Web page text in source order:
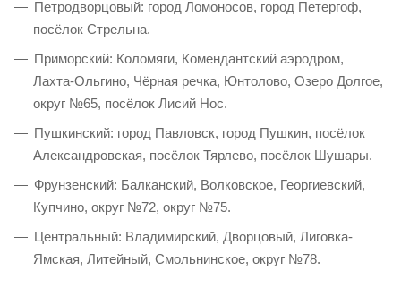
Петродворцовый: город Ломоносов, город Петергоф,
посёлок Стрельна.
Приморский: Коломяги, Комендантский аэродром,
Лахта-Ольгино, Чёрная речка, Юнтолово, Озеро Долгое,
округ №65, посёлок Лисий Нос.
Пушкинский: город Павловск, город Пушкин, посёлок
Александровская, посёлок Тярлево, посёлок Шушары.
Фрунзенский: Балканский, Волковское, Георгиевский,
Купчино, округ №72, округ №75.
Центральный: Владимирский, Дворцовый, Лиговка-
Ямская, Литейный, Смольнинское, округ №78.